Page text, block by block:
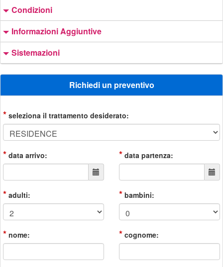
Condizioni
Informazioni Aggiuntive
Sistemazioni
Richiedi un preventivo
* seleziona il trattamento desiderato:
* data arrivo: * data partenza:
* adulti: * bambini:
* nome: * cognome: